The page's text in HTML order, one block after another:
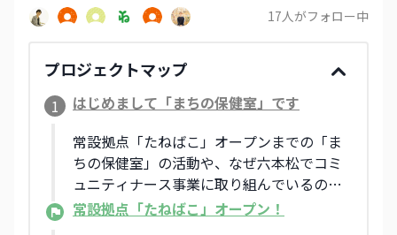
17人がフォロー中
プロジェクトマップ
1
はじめまして「まちの保健室」です
常設拠点「たねばこ」オープンまでの「ま
ちの保健室」の活動や、なぜ六本松でコミ
ュニティナース事業に取り組んでいるの
か、わたしたちの想いを紹介します。
常設拠点「たねばこ」オープン！